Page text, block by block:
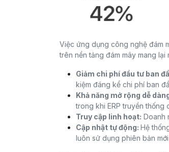
Việc ứng dụng công nghệ đám
trên nền tảng đám mây mang lại
Giảm chi phí đầu tư ban
kiệm đáng kể chi phí ban
Khả năng mở rộng dễ
trong khi ERP truyền
Truy cập linh hoạt: Doanh
Cập nhật tự động: Hệ
luôn sử dụng phiên bản